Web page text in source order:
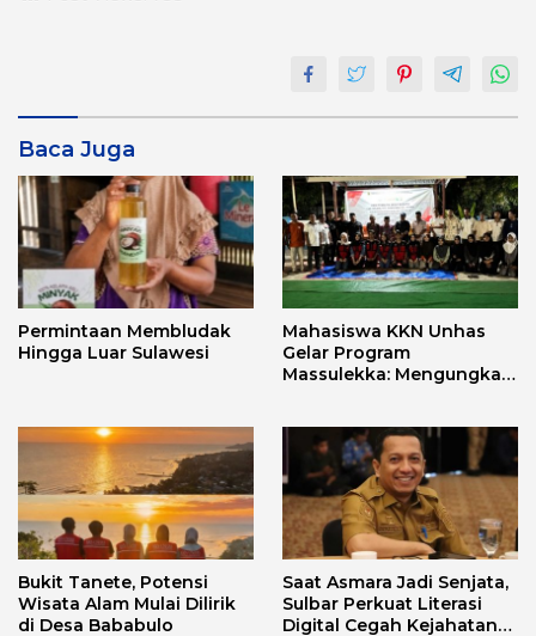
Baca Juga
Permintaan Membludak
Hingga Luar Sulawesi
Mahasiswa KKN Unhas
Gelar Program
Massulekka: Mengungkap
Bukit Tanete, Potensi
Wisata Alam Mulai Dilirik
di Desa Bababulo
Saat Asmara Jadi Senjata,
Sulbar Perkuat Literasi
Digital Cegah Kejahatan